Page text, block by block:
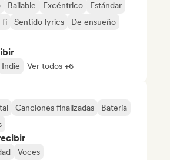
Bailable Excéntrico
Estándar
fi Sentido lyrics
De ensueño
Indie Ver todos +6
Canciones finalizadas
Batería
Voces